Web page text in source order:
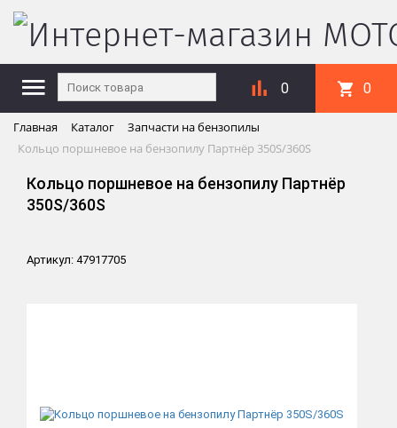
0 0
Главная Каталог
Запчасти на бензопилы
Кольцо поршневое на бензопилу Партнёр 350S/360S
Кольцо поршневое на бензопилу Партнёр
350S/360S
Артикул: 47917705